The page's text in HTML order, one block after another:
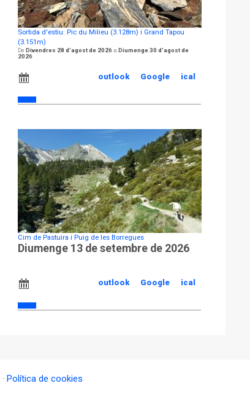
Sortida d'estiu: Pic du Milieu (3.128m) i Grand Tapou
(3.151m)
Divendres 28 d'agost de 2026
Diumenge 30 d'agost de
2026
ical
Google
outlook
Cim de Pastuira i Puig de les Borregues
Diumenge 13 de setembre de 2026
ical
Google
outlook
· Política de cookies